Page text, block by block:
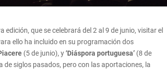
que se celebrará del 2 al 9 de junio, visitar el
ello ha incluido en su programación dos
(5 de junio), y‘Diáspora portuguesa’ (8 de
siglos pasados, pero con las aportaciones, la